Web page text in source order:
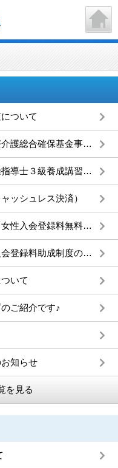
ついて
【事業者向け】令和９年度地域医療介護総合確保基金事業（介護施設等の整備に関する事業）補助金について
令和８年度「シルバーリハビリ体操指導士３級養成講習会」受講者募集
ッシュレス決済）
いばらき出会いサポートセンター「女性入会登録料無料キャンペーン」のご案内
いばらき出会いサポートセンター入会登録料助成制度のご案内
いて
ご紹介です♪
知らせ
を見る